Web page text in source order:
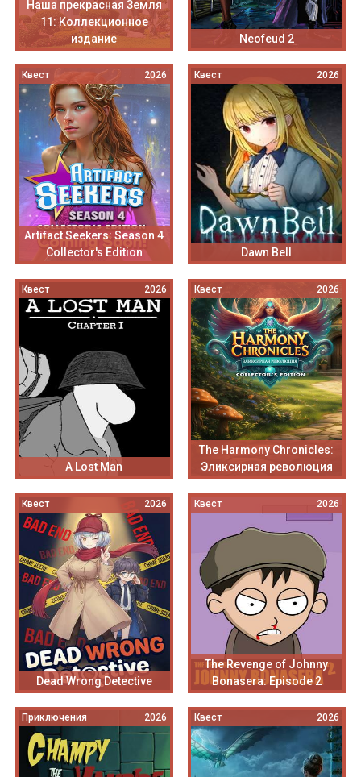
Наша прекрасная Земля
11: Коллекционное
издание
Neofeud 2
Квест 2026
Artifact Seekers: Season 4
Collector's Edition
Квест 2026
Dawn Bell
Квест 2026
A Lost Man
Квест 2026
The Harmony Chronicles:
Эликсирная революция
Квест 2026
Dead Wrong Detective
Квест 2026
The Revenge of Johnny
Bonasera: Episode 2
Приключения 2026 Квест 2026